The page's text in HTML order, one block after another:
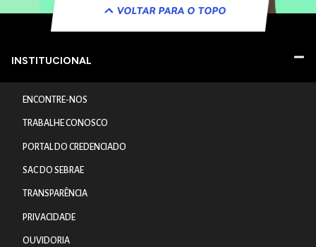
VOLTAR PARA O TOPO
INSTITUCIONAL
ENCONTRE-NOS
TRABALHE CONOSCO
PORTAL DO CREDENCIADO
SAC DO SEBRAE
TRANSPARÊNCIA
PRIVACIDADE
OUVIDORIA